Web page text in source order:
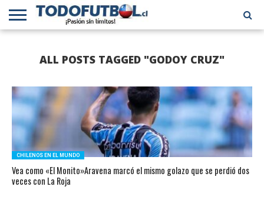
CHILENA
EN EL
MUNDO
INTERNACIONAL
ALL POSTS TAGGED "GODOY CRUZ"
CHILENOS EN EL MUNDO
Vea como «El Monito»Aravena marcó el mismo golazo que se perdió dos
veces con La Roja